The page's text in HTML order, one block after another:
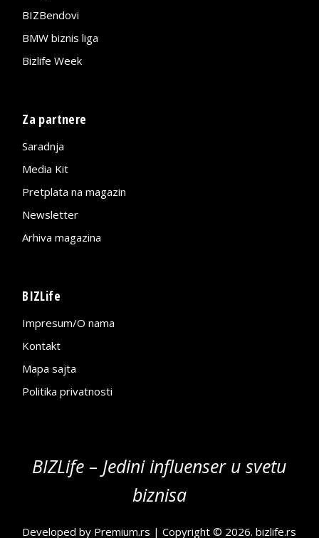
BIZBendovi
BMW biznis liga
Bizlife Week
Za partnere
Saradnja
Media Kit
Pretplata na magazin
Newsletter
Arhiva magazina
BIZLife
Impresum/O nama
Kontakt
Mapa sajta
Politika privatnosti
BIZLife – Jedini influenser u svetu
biznisa
Developed by Premium.rs | Copyright © 2026.bizlife.rs